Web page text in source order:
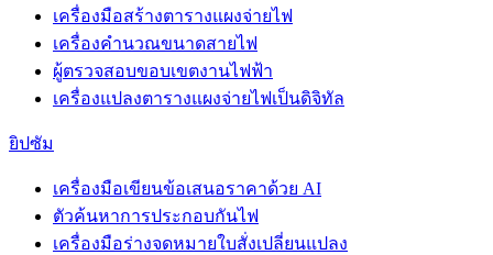
เครื่องมือสร้างตารางแผงจ่ายไฟ
เครื่องคำนวณขนาดสายไฟ
ผู้ตรวจสอบขอบเขตงานไฟฟ้า
เครื่องแปลงตารางแผงจ่ายไฟเป็นดิจิทัล
ยิปซัม
เครื่องมือเขียนข้อเสนอราคาด้วย AI
ตัวค้นหาการประกอบกันไฟ
เครื่องมือร่างจดหมายใบสั่งเปลี่ยนแปลง